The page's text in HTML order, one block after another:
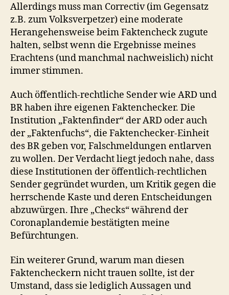
Allerdings muss man Correctiv (im Gegensatz
z.B. zum Volksverpetzer) eine moderate
Herangehensweise beim Faktencheck zugute
halten, selbst wenn die Ergebnisse meines
Erachtens (und manchmal nachweislich) nicht
immer stimmen.
Auch öffentlich-rechtliche Sender wie ARD und
BR haben ihre eigenen Faktenchecker. Die
Institution „Faktenfinder“ der ARD oder auch
der „Faktenfuchs“, die Faktenchecker-Einheit
des BR geben vor, Falschmeldungen entlarven
zu wollen. Der Verdacht liegt jedoch nahe, dass
diese Institutionen der öffentlich-rechtlichen
Sender gegründet wurden, um Kritik gegen die
herrschende Kaste und deren Entscheidungen
abzuwürgen. Ihre „Checks“ während der
Coronaplandemie bestätigten meine
Befürchtungen.
Ein weiterer Grund, warum man diesen
Faktencheckern nicht trauen sollte, ist der
Umstand, dass sie lediglich Aussagen und